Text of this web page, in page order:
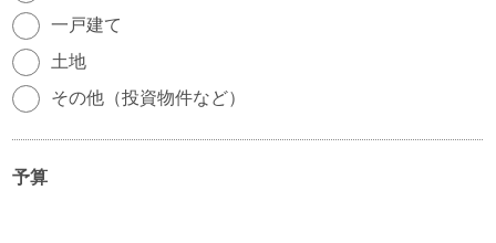
一戸建て
土地
その他（投資物件など）
予算